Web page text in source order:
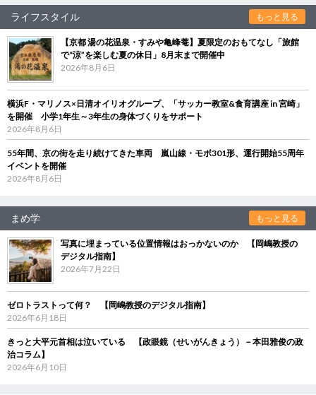
ライフスタイル もっと見る
【京都 湯の花温泉・すみや亀峰菴】夏限定のおもてなし「旅館
で“涼”を楽しむ夏の休日」8月末まで開催中
2026年8月6日
横浜F・マリノス×日清オイリオグループ、「サッカー教室&食育講座 in 宮崎」
を開催 小学1年生～3年生の身体づくりをサポート
2026年8月6日
55年間、京の街を走り続けてきた車両 嵐山線・モボ301形、運行開始55周年
イベントを開催
2026年8月6日
まめ学 もっと見る
写真に埋まっている位置情報はおっかないのか 【岡嶋教授の
デジタル指南】
2026年7月22日
ゼロトラストって何？ 【岡嶋教授のデジタル指南】
2026年6月18日
きっと大平元首相は泣いている 【政眼鏡（せいがんきょう）－本田雅俊の政
治コラム】
2026年6月10日